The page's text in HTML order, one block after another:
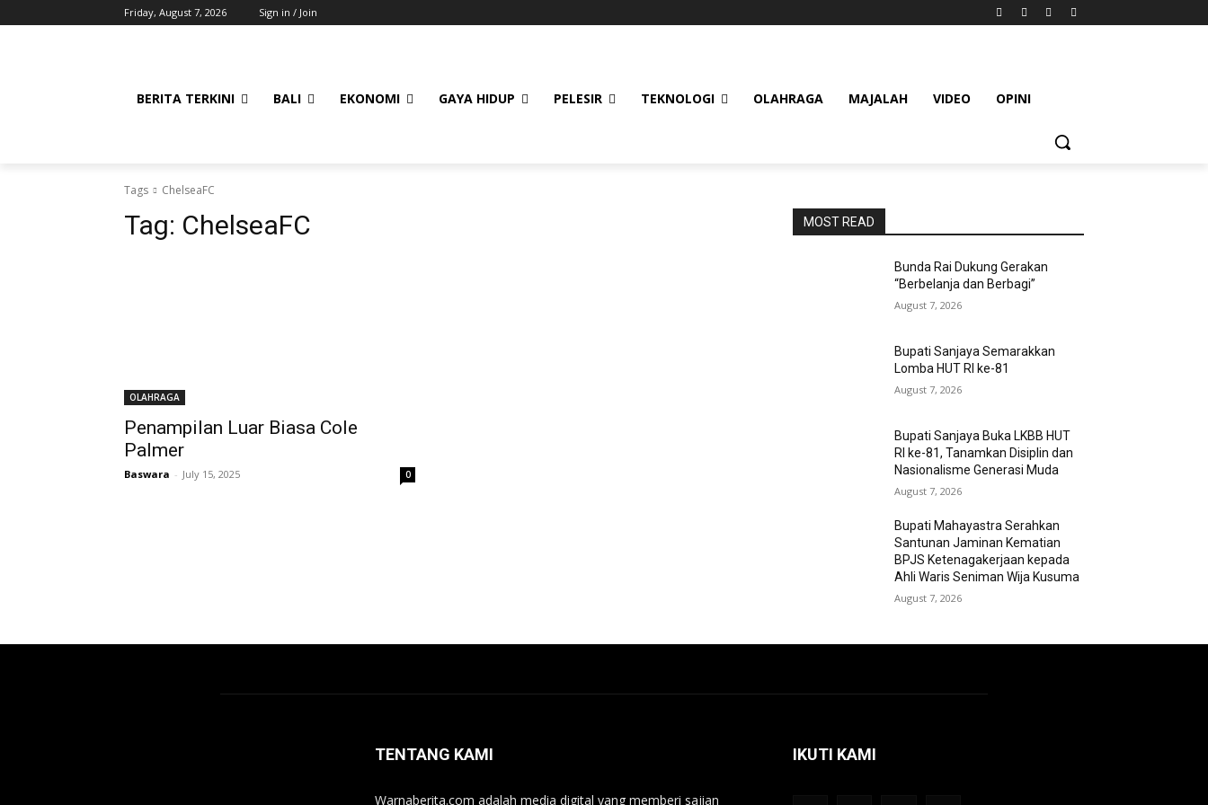
Friday, August 7, 2026 Sign in / Join
BERITA TERKINI BALI EKONOMI GAYA HIDUP PELESIR TEKNOLOGI OLAHRAGA MAJALAH VIDEO OPINI
Tags ChelseaFC
Tag: ChelseaFC
OLAHRAGA
Penampilan Luar Biasa Cole
Palmer
Baswara - July 15, 2025 0
MOST READ
Bunda Rai Dukung Gerakan
“Berbelanja dan Berbagi”
August 7, 2026
Bupati Sanjaya Semarakkan
Lomba HUT RI ke-81
August 7, 2026
Bupati Sanjaya Buka LKBB HUT
RI ke-81, Tanamkan Disiplin dan
Nasionalisme Generasi Muda
August 7, 2026
Bupati Mahayastra Serahkan
Santunan Jaminan Kematian
BPJS Ketenagakerjaan kepada
Ahli Waris Seniman Wija Kusuma
August 7, 2026
TENTANG KAMI
Warnaberita.com adalah media digital yang memberi sajian
IKUTI KAMI